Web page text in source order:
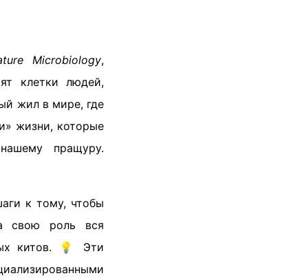
Microbiology,
клетки людей,
жил в мире, где
жизни, которые
пращуру.
к тому, чтобы
свою роль вся
китов. 💡 Эти